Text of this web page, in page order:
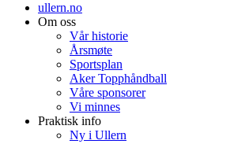
ullern.no
Om oss
Vår historie
Årsmøte
Sportsplan
Aker Topphåndball
Våre sponsorer
Vi minnes
Praktisk info
Ny i Ullern